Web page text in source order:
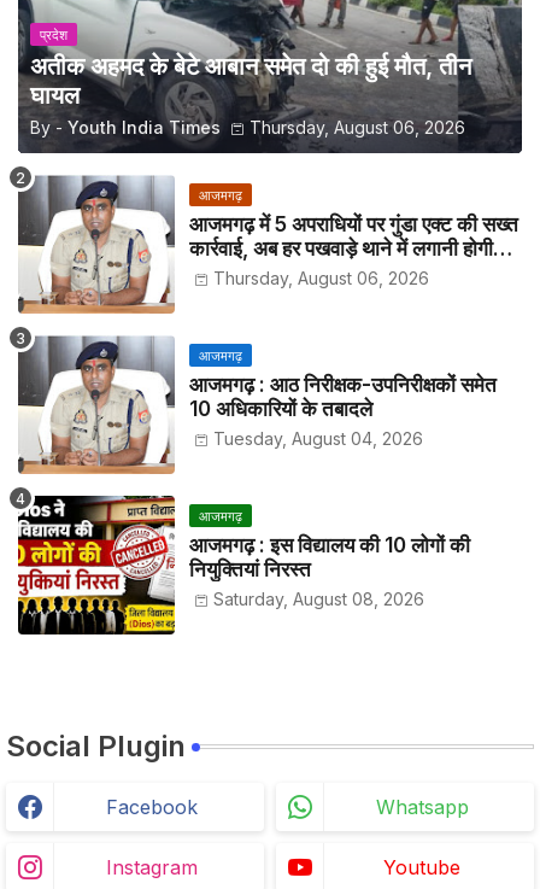
प्रदेश
अतीक अहमद के बेटे आबान समेत दो की हुई मौत, तीन
घायल
By - Youth India Times Thursday, August 06, 2026
आजमगढ़
आजमगढ़ में 5 अपराधियों पर गुंडा एक्ट की सख्त
कार्रवाई, अब हर पखवाड़े थाने में लगानी होगी
हाजिरीThursday, August 06, 2026
आजमगढ़
आजमगढ़ : आठ निरीक्षक-उपनिरीक्षकों समेत
10 अधिकारियों के तबादले
Tuesday, August 04, 2026
आजमगढ़
आजमगढ़ : इस विद्यालय की 10 लोगों की
नियुक्तियां निरस्त
Saturday, August 08, 2026
Social Plugin
Facebook Whatsapp
Instagram Youtube